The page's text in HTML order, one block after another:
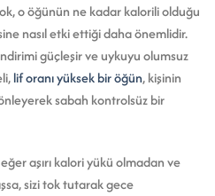
o öğünün ne kadar kalorili olduğu
nasıl etki ettiği daha önemlidir.
güçleşir ve uykuyu olumsuz
lif oranı yüksek bir öğün, kişinin
önleyerek sabah kontrolsüz bir
aşırı kalori yükü olmadan ve
sizi tok tutarak gece